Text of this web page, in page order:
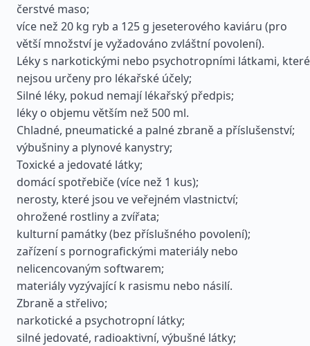
čerstvé maso;
více než 20 kg ryb a 125 g jeseterového kaviáru (pro
větší množství je vyžadováno zvláštní povolení).
Léky s narkotickými nebo psychotropními látkami, které
nejsou určeny pro lékařské účely;
Silné léky, pokud nemají lékařský předpis;
léky o objemu větším než 500 ml.
Chladné, pneumatické a palné zbraně a příslušenství;
výbušniny a plynové kanystry;
Toxické a jedovaté látky;
domácí spotřebiče (více než 1 kus);
nerosty, které jsou ve veřejném vlastnictví;
ohrožené rostliny a zvířata;
kulturní památky (bez příslušného povolení);
zařízení s pornografickými materiály nebo
nelicencovaným softwarem;
materiály vyzývající k rasismu nebo násilí.
Zbraně a střelivo;
narkotické a psychotropní látky;
silné jedovaté, radioaktivní, výbušné látky;